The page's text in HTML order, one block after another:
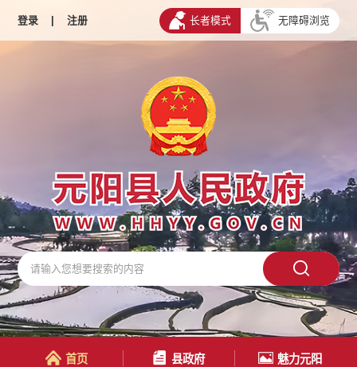
登录 | 注册 长者模式 无障碍浏览
首页 县政府 魅力元阳